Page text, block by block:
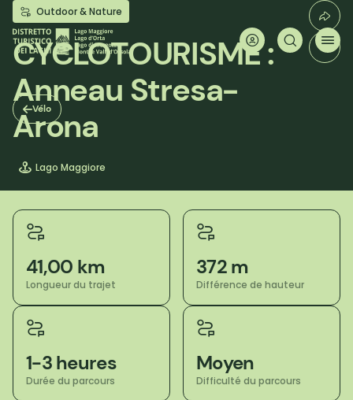
Aller
au
contenu
principal
Vélo
Outdoor & Nature
CYCLOTOURISME :
Anneau Stresa-
Arona
Lago Maggiore
41,00 km
Longueur du trajet
372 m
Différence de hauteur
1-3 heures
Durée du parcours
Moyen
Difficulté du parcours